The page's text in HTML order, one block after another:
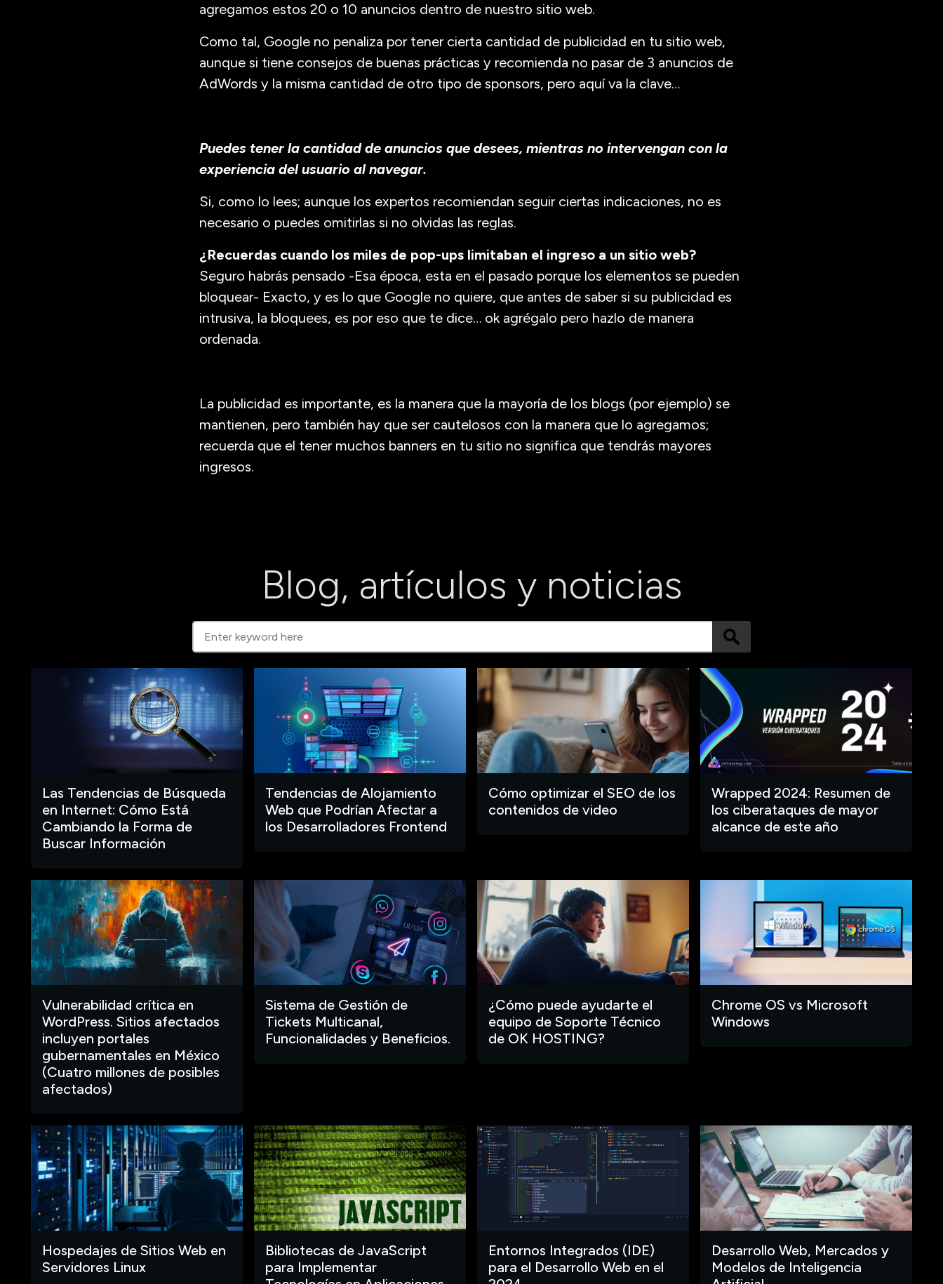
agregamos estos 20 o 10 anuncios dentro de nuestro sitio web.
Como tal, Google no penaliza por tener cierta cantidad de publicidad en tu sitio web,
aunque si tiene consejos de buenas prácticas y recomienda no pasar de 3 anuncios de
AdWords y la misma cantidad de otro tipo de sponsors, pero aquí va la clave…
Puedes tener la cantidad de anuncios que desees, mientras no intervengan con la
experiencia del usuario al navegar.
Si, como lo lees; aunque los expertos recomiendan seguir ciertas indicaciones, no es
necesario o puedes omitirlas si no olvidas las reglas.
¿Recuerdas cuando los miles de pop-ups limitaban el ingreso a un sitio web?
Seguro habrás pensado -Esa época, esta en el pasado porque los elementos se pueden
bloquear- Exacto, y es lo que Google no quiere, que antes de saber si su publicidad es
intrusiva, la bloquees, es por eso que te dice… ok agrégalo pero hazlo de manera
ordenada.
La publicidad es importante, es la manera que la mayoría de los blogs (por ejemplo) se
mantienen, pero también hay que ser cautelosos con la manera que lo agregamos;
recuerda que el tener muchos banners en tu sitio no significa que tendrás mayores
ingresos.
Blog, artículos y noticias
Las Tendencias de Búsqueda
en Internet: Cómo Está
Cambiando la Forma de
Buscar Información
Tendencias de Alojamiento
Web que Podrían Afectar a
los Desarrolladores Frontend
Cómo optimizar el SEO de los
contenidos de video
Wrapped 2024: Resumen de
los ciberataques de mayor
alcance de este año
Vulnerabilidad crítica en
WordPress. Sitios afectados
incluyen portales
gubernamentales en México
(Cuatro millones de posibles
afectados)
Sistema de Gestión de
Tickets Multicanal,
Funcionalidades y Beneficios.
¿Cómo puede ayudarte el
equipo de Soporte Técnico
de OK HOSTING?
Chrome OS vs Microsoft
Windows
Hospedajes de Sitios Web en
Servidores Linux
Bibliotecas de JavaScript
para Implementar
Entornos Integrados (IDE)
para el Desarrollo Web en el
Desarrollo Web, Mercados y
Modelos de Inteligencia